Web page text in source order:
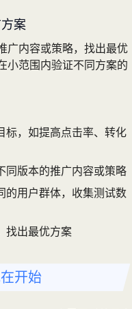
案
广内容或策略，找出最优
小范围内验证不同方案的
标，如提高点击率、转化
同版本的推广内容或策略
的用户群体，收集测试数
找出最优方案
开始